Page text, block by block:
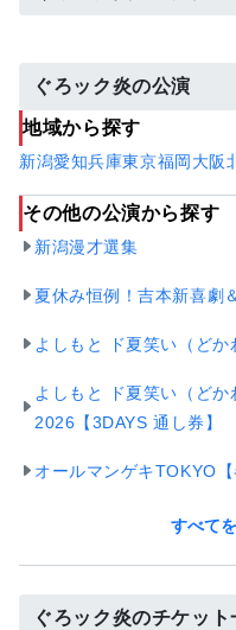
ぐろック炎の公演
地域から探す
新潟愛知兵庫東京福岡 大阪
その他の公演から探す
新潟漫才選集
夏休み恒例！吉本新喜劇
よしもと ド夏笑い（ど
よしもと ド夏笑い（ど
2026【3DAYS 通し券】
オールマンゲキTOKYO【
すべて
ぐろック炎のチケット